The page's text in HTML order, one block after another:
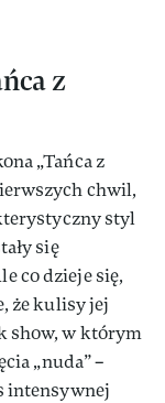
z
„Tańca z
chwil,
styl
się
co dzieje się,
że kulisy jej
show, w którym
„nuda” –
intensywnej